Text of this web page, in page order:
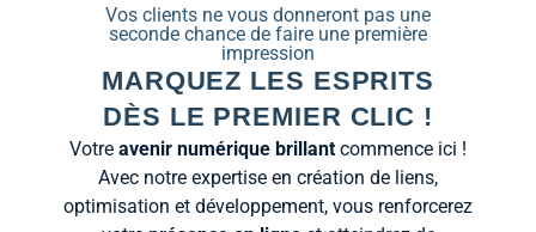
Vos clients ne vous donneront pas une
seconde chance de faire une première
impression
MARQUEZ LES ESPRITS
DÈS LE PREMIER CLIC !
Votre avenir numérique brillant commence ici !
Avec notre expertise en création de liens,
optimisation et développement, vous renforcerez